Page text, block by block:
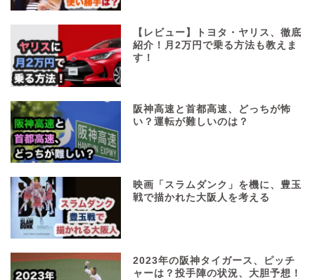
【レビュー】トヨタ・ヤリス、徹底
紹介！月2万円で乗る方法も教えま
す！
阪神高速と首都高速、どっちが怖
い？運転が難しいのは？
映画「スラムダンク」を機に、豊玉
戦で描かれた大阪人を考える
2023年の阪神タイガース、ピッチ
ャーは？投手陣の状況、大胆予想！